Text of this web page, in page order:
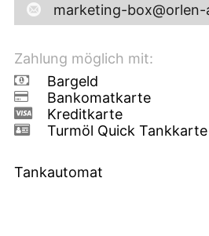
marketing-box@orlen-
Zahlung möglich mit:
Bargeld
Bankomatkarte
Kreditkarte
Turmöl Quick Tankkarte
Tankautomat